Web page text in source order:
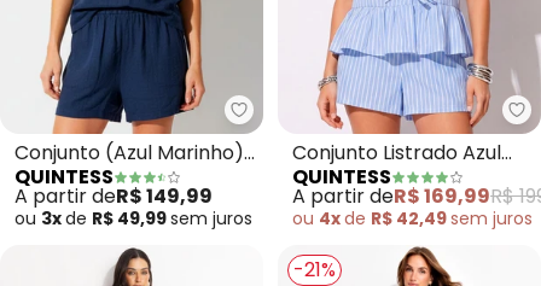
Quintess - Conjunto (Azul
Conjunto (Azul Marinho)
em Tecido de Algodão
QUINTESS
A partir deR$ 149,99
ou 3xde R$ 49,99sem juros
Conjunto Listrado Azul
Poliéster com Viscose
QUINTESS
A partir deR$ 169,99R$
ou 4xde R$ 42,49sem juros
-21%